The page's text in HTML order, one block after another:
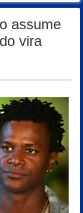
assume
vira